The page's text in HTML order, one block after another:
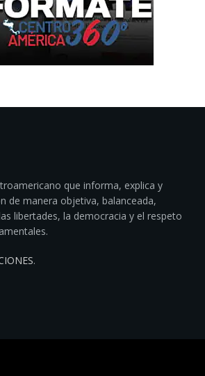
que informa, explica y
de manera objetiva, balanceada,
libertades, la democracia y el respeto
.